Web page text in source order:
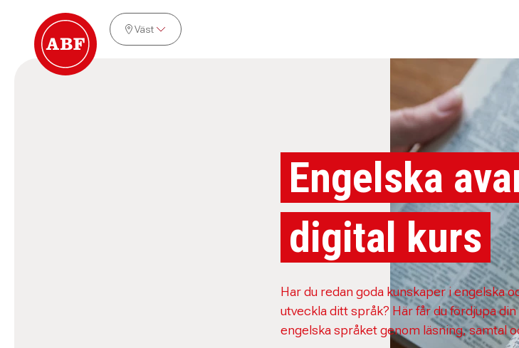
Väst
Engelska
digital kurs
Har du redan goda kunskaper i engelska
utveckla ditt språk? Här får du fördjupa
engelska språket genom läsning, samtal